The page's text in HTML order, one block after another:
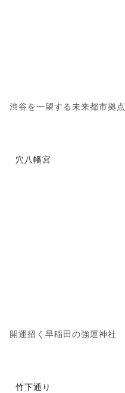
渋谷を一望する未来都市拠点
穴八幡宮
開運招く早稲田の強運神社
竹下通り